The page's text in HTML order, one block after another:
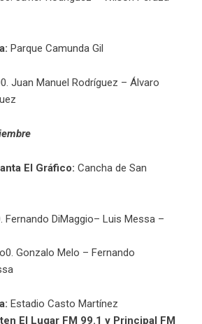
Parque Camunda Gil
Juan Manuel Rodríguez – Álvaro
El Gráfico: Cancha de San
Fernando DiMaggio– Luis Messa –
Gonzalo Melo – Fernando
Estadio Casto Martínez
El Lugar FM 99.1 y Principal FM